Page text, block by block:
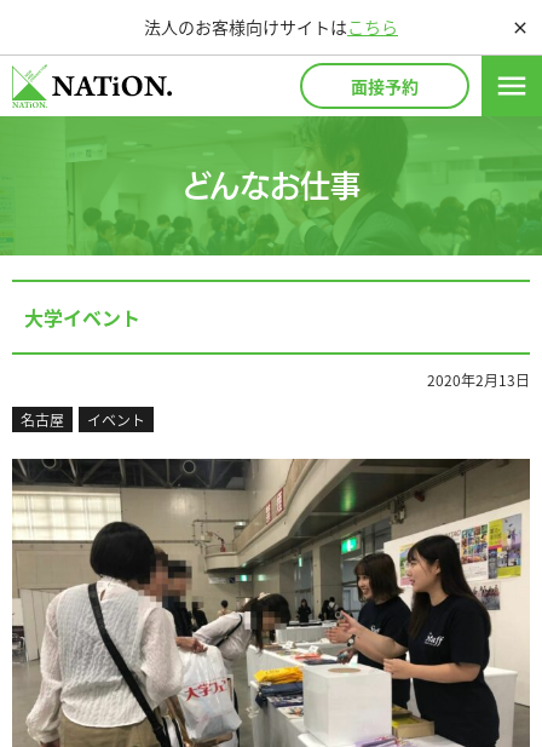
法人のお客様向けサイトはこちら close
面接予約 menu
どんなお仕事
大学イベント
2020年2月13日
名古屋
イベント